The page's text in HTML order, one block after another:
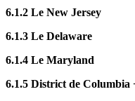
6.1.2 Le New Jersey
6.1.3 Le Delaware
6.1.4 Le Maryland
6.1.5 District de Columbia